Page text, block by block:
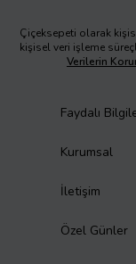
Çiçeksepeti olarak
kişisel veri işleme
Verilerin
Faydalı
Kurumsal
İletişim
Özel Günler